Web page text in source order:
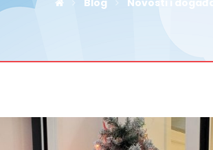
Blog Novosti i